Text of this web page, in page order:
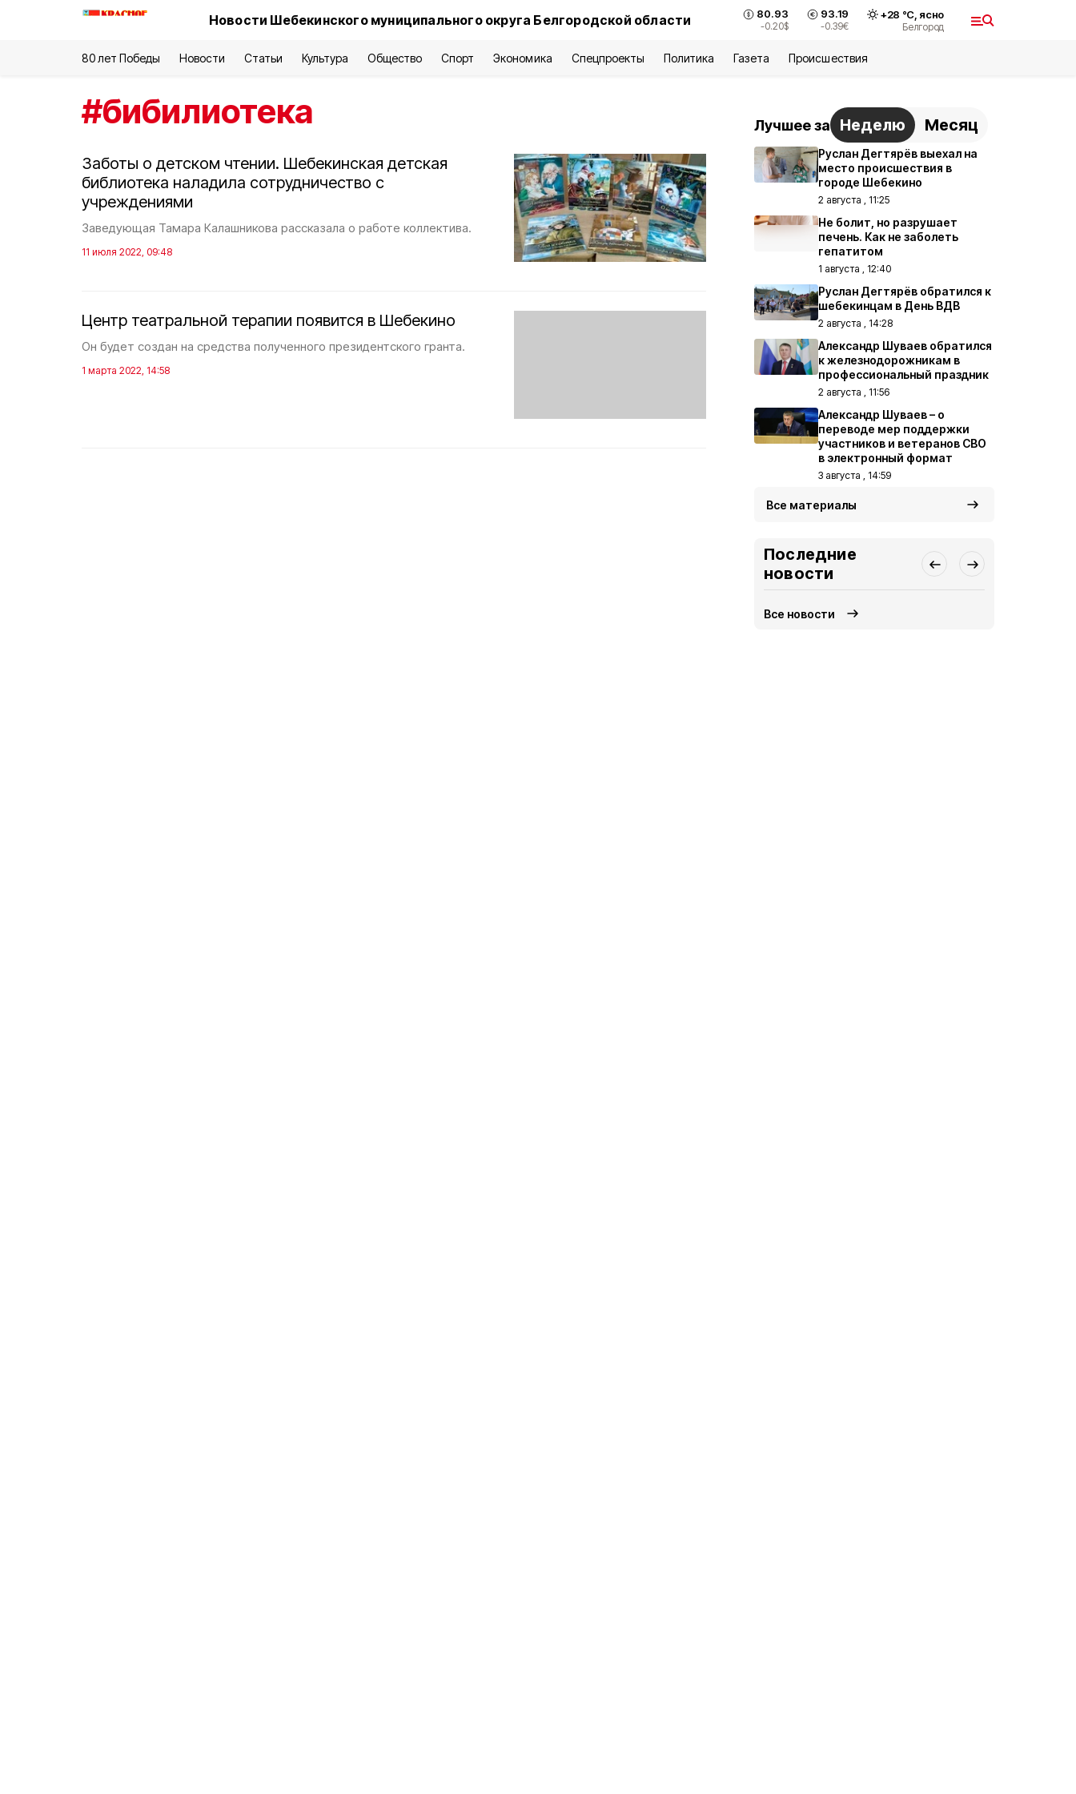
Новости Шебекинского муниципального округа Белгородской области 80.93
-0.20$
93.19
-0.39€
+28 °С, ясно
Белгород
80 лет Победы Новости Статьи Культура Общество Спорт Экономика Спецпроекты Политика Газета Происшествия
#бибилиотека
Заботы о детском чтении. Шебекинская детская
библиотека наладила сотрудничество с
учреждениями
Заведующая Тамара Калашникова рассказала о работе коллектива.
11 июля 2022, 09:48
Центр театральной терапии появится в Шебекино
Он будет создан на средства полученного президентского гранта.
1 марта 2022, 14:58
Лучшее за Неделю Месяц
Руслан Дегтярёв выехал на
место происшествия в
городе Шебекино
2 августа , 11:25
Не болит, но разрушает
печень. Как не заболеть
гепатитом
1 августа , 12:40
Руслан Дегтярёв обратился к
шебекинцам в День ВДВ
2 августа , 14:28
Александр Шуваев обратился
к железнодорожникам в
профессиональный праздник
2 августа , 11:56
Александр Шуваев – о
переводе мер поддержки
участников и ветеранов СВО
в электронный формат
3 августа , 14:59
Все материалы
Последние
новости
Все новости